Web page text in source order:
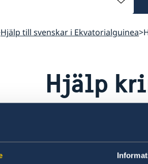
Hjälp till svenskar i Ekvatorialguinea
Hjälp
Medborgarskapet är
uppstår antingen